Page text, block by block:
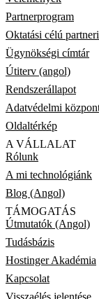
Partnerprogram
Oktatási célú
Ügynökségi címtár
Útiterv (angol)
Rendszerállapot
Adatvédelmi
Oldaltérkép
A VÁLLALAT
Rólunk
A mi technológiánk
Blog (Angol)
TÁMOGATÁS
Útmutatók (Angol)
Tudásbázis
Hostinger Akadémia
Kapcsolat
Visszaélés jelentése